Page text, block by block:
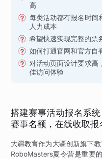
高
每类活动都有报名时间
人力成本
希望快速实现完整的票
如何打通官网和官方自
对活动页面设计要求高
佳访问体验
搭建赛事活动报名系
赛事名额，在线收取报
大疆教育作为大疆创新旗下
RoboMasters夏令营是重要